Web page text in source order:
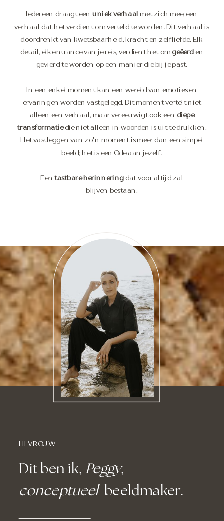
Iedereen draagt een uniek verhaal met zich mee, een
verhaal dat het verdient om verteld te worden. Dit verhaal is
doordrenkt van kwetsbaarheid, kracht en zelfliefde. Elk
detail, elke nuance van je reis, verdient het omgeëerd en
gevierd te worden op een manier die bij je past.
In een enkel moment kan een wereld van emoties en
ervaringen worden vastgelegd. Dit moment vertelt niet
alleen een verhaal, maar vereeuwigt ook een diepe
transformatiedie niet alleen in woorden is uit te drukken.
Het vastleggen van zo'n moment is meer dan een simpel
beeld; het is een Ode aan jezelf.
Eentastbare herinneringdat voor altijd zal
blijven bestaan.
HI VROUW
Dit ben ik, Peggy,
conceptueel beeldmaker.